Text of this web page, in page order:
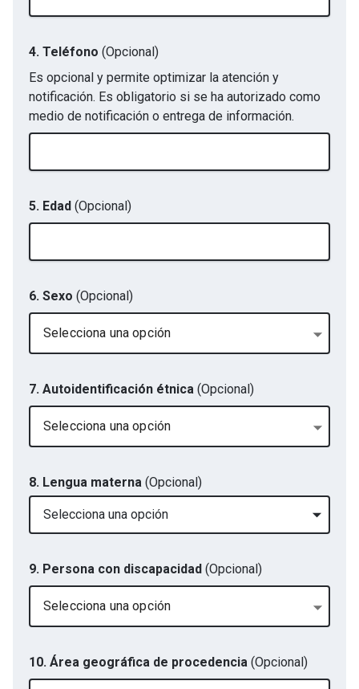
4. Teléfono (Opcional)
Es opcional y permite optimizar la atención y
notificación. Es obligatorio si se ha autorizado como
medio de notificación o entrega de información.
5. Edad (Opcional)
6. Sexo (Opcional)
Selecciona una opción
7. Autoidentificación étnica (Opcional)
Selecciona una opción
8. Lengua materna (Opcional)
Selecciona una opción
9. Persona con discapacidad (Opcional)
Selecciona una opción
10. Área geográfica de procedencia (Opcional)